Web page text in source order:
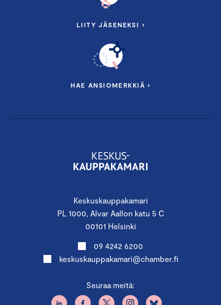
Keskuskauppakamari
PL 1000, Alvar Aallon katu 5 C
00101 Helsinki
09 4242 6200
keskuskauppakamari@chamber.fi
Seuraa meitä:
LIITY JÄSENEKSI ›
HAE ANSIOMERKKIÄ ›